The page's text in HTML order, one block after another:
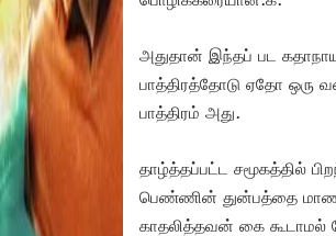
அதுதான் இந்தப் பட
பாத்திரத்தோடு ஏதோ
பாத்திரம் அது.
தாழ்த்தப்பட்ட சமூகத்தில்
பெண்ணின் துன்பத்தை மாணவ
காதலித்தவன் கை கூடாமல்